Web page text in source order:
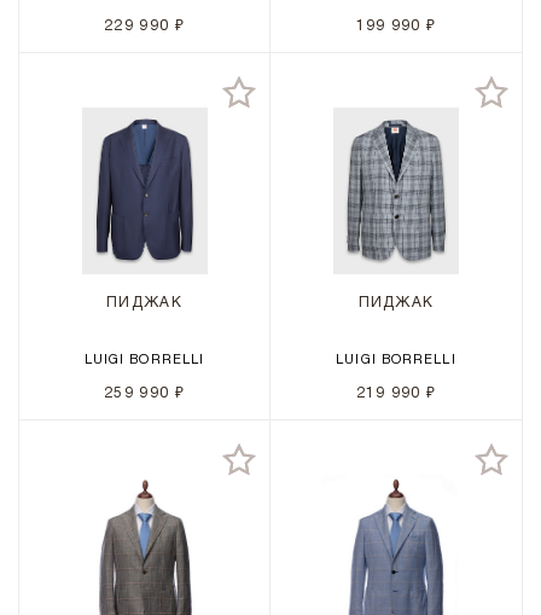
229 990 ₽ 199 990 ₽
ПИДЖАК
LUIGI BORRELLI
259 990 ₽
ПИДЖАК
LUIGI BORRELLI
219 990 ₽